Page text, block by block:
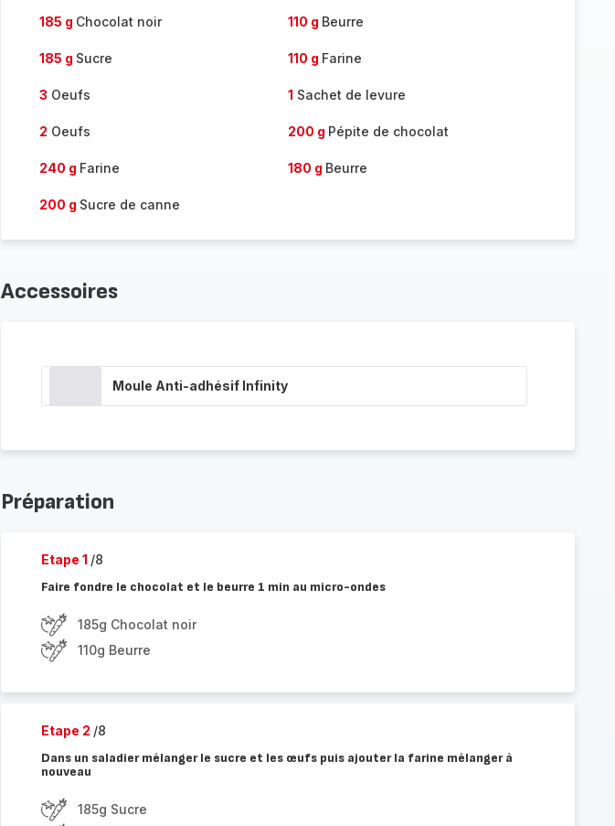
185 g Chocolat noir 110 g Beurre
185 g Sucre 110 g Farine
3 Oeufs 1 Sachet de levure
2 Oeufs 200 g Pépite de chocolat
240 g Farine 180 g Beurre
200 g Sucre de canne
Accessoires
Moule Anti-adhésif Infinity
Préparation
Etape 1 /8
Faire fondre le chocolat et le beurre 1 min au micro-ondes
185g Chocolat noir
110g Beurre
Etape 2 /8
Dans un saladier mélanger le sucre et les œufs puis ajouter la farine mélanger à
nouveau
185g Sucre